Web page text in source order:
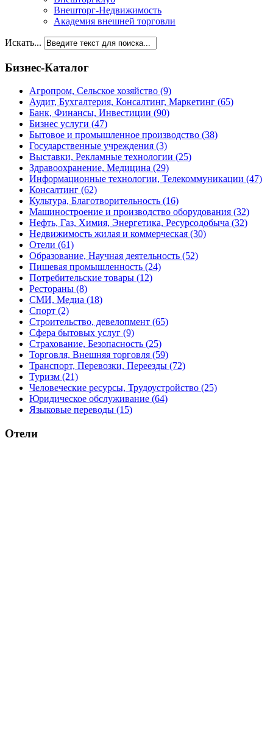
Внешторг-Недвижимость
Академия внешней торговли
Искать...
Бизнес-Каталог
Агропром, Сельское хозяйство (9)
Аудит, Бухгалтерия, Консалтинг, Маркетинг (65)
Банк, Финансы, Инвестиции (90)
Бизнес услуги (47)
Бытовое и промышленное производство (38)
Государственные учреждения (3)
Выставки, Рекламные технологии (25)
Здравоохранение, Медицина (29)
Информационные технологии, Телекоммуникации (47)
Консалтинг (62)
Культура, Благотворительность (16)
Машиностроение и производство оборудования (32)
Нефть, Газ, Химия, Энергетика, Ресурсодобыча (32)
Недвижимость жилая и коммерческая (30)
Отели (61)
Образование, Научная деятельность (52)
Пишевая промышленность (24)
Потребительские товары (12)
Рестораны (8)
СМИ, Медиа (18)
Спорт (2)
Строительство, девелопмент (65)
Сфера бытовых услуг (9)
Страхование, Безопасность (25)
Торговля, Внешняя торговля (59)
Транспорт, Перевозки, Переезды (72)
Туризм (21)
Человеческие ресурсы, Трудоустройство (25)
Юридическое обслуживание (64)
Языковые переводы (15)
Отели